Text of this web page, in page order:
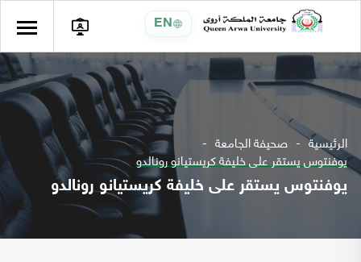
EN
الرئيسية صحيفة الجامعة
يوفنتوس يستقر على خليفة كريستيانو رونالدو
يوفنتوس يستقر على خليفة كريستيانو رونالدو